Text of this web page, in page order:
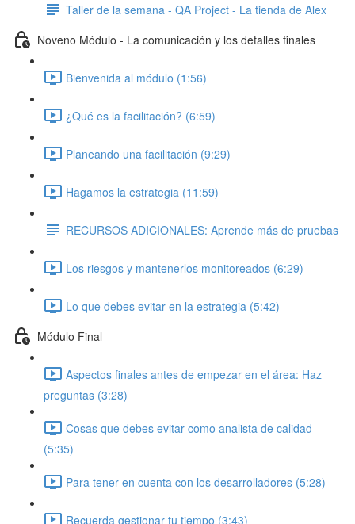
Taller de la semana - QA Project - La tienda de Alex
Noveno Módulo - La comunicación y los detalles finales
Bienvenida al módulo (1:56)
¿Qué es la facilitación? (6:59)
Planeando una facilitación (9:29)
Hagamos la estrategia (11:59)
RECURSOS ADICIONALES: Aprende más de pruebas
Los riesgos y mantenerlos monitoreados (6:29)
Lo que debes evitar en la estrategia (5:42)
Módulo Final
Aspectos finales antes de empezar en el área: Haz
preguntas (3:28)
Cosas que debes evitar como analista de calidad
(5:35)
Para tener en cuenta con los desarrolladores (5:28)
Recuerda gestionar tu tiempo (3:43)